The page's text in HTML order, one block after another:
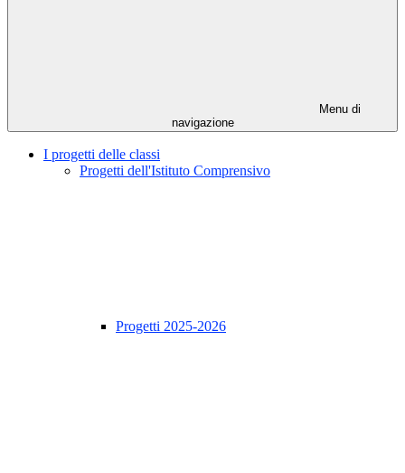
Menu di
navigazione
I progetti delle classi
Progetti dell'Istituto Comprensivo
Progetti 2025-2026